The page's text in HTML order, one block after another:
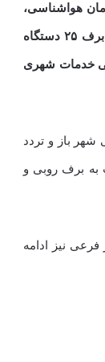
هواشناسی،
خدمات شهری شهرداری مشهد آمادگی کامل برای انجام عملیات زمستانه داشت و به محض بارش برف ۲۵ دستگاه
دستگاه ماشین‌آلات تخصصی خدمات شهری
باز و تردد
به برف روبی و
معابر فرعی نیز ادامه